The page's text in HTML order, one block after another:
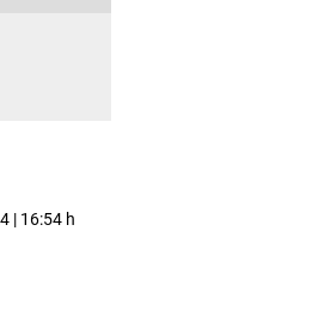
| 16:54 h